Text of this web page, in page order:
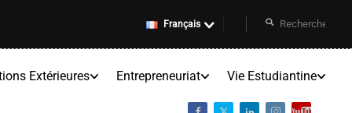
Français
Extérieures Entrepreneuriat Vie Estudiantine